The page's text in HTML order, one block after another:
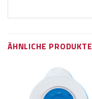
ÄHNLICHE PRODUKTE